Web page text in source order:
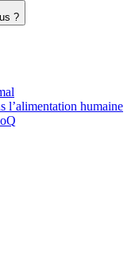
?
l’alimentation humaine